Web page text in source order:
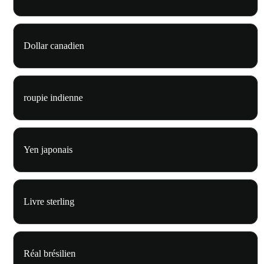
Dollar canadien
roupie indienne
Yen japonais
Livre sterling
Réal brésilien